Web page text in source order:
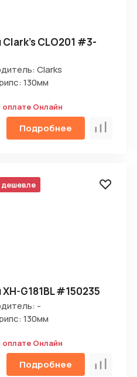
Clark's CLO201 #3-
Clarks
130мм
оплате Онлайн
Подробнее Сравнить
G181BL #150235
-
130мм
оплате Онлайн
Подробнее Сравнить